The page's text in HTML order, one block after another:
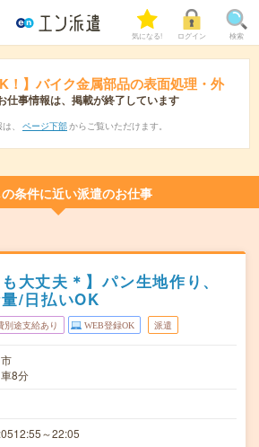
気になる! ログイン 検索
！】バイク金属部品の表面処理・外
仕事情報は、掲載が終了しています
、 ページ下部 からご覧いただけます。
条件に近い派遣のお仕事
大丈夫＊】パン生地作り、
/日払いOK
別途支給あり WEB登録OK 派遣
8分
～22:05